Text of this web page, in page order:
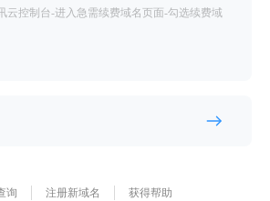
云控制台-进入急需续费域名页面-勾选续费域
询 注册新域名 获得帮助